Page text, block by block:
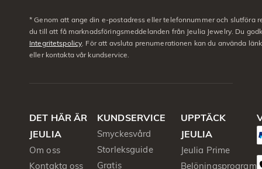
* Genom att ange din e-postadress eller telefonnummer och slutföra
du till att få marknadsföringsmeddelanden från Jeulia Jewelry. Du
Integritetspolicy. För att avsluta prenumerationen kan du använda
eller kontakta vår kundservice.
DET HÄR ÄR
JEULIA
Om oss
Kontakta oss
KUNDSERVICE
Smyckesvård
Storleksguide
Gratis
UPPTÄCK
JEULIA
Jeulia Prime
Belöningsprogram